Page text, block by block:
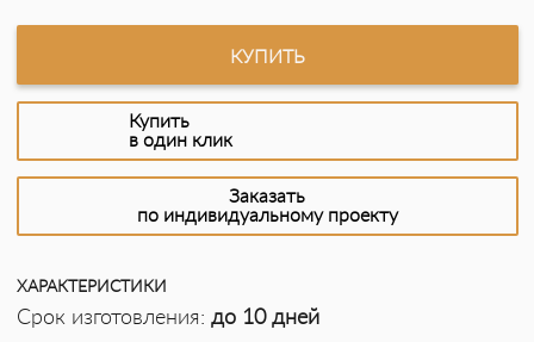
КУПИТЬ
Купить
в один клик
Заказать
по индивидуальному проекту
ХАРАКТЕРИСТИКИ
Срок изготовления: до 10 дней